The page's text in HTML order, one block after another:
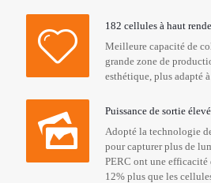
182 cellules à haut
Meilleure capacité de
grande zone de
esthétique, plus adapté
Puissance de sortie
Adopté la technologie
pour capturer plus de
PERC ont une efficacité
12% plus que les